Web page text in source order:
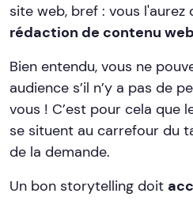
site web, bref : vous l'aurez
rédaction de contenu web
Bien entendu, vous ne
audience s’il n’y a pas de
vous ! C’est pour cela que
se situent au carrefour du
de la demande.
Un bon storytelling doit